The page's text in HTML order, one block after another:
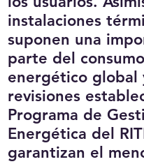
instalaciones
suponen una
parte del consumo
energético global
revisiones
Programa de
Energética del
garantizan el